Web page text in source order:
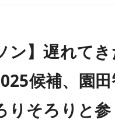
ン】遅れて
候補、園
りそろりと参